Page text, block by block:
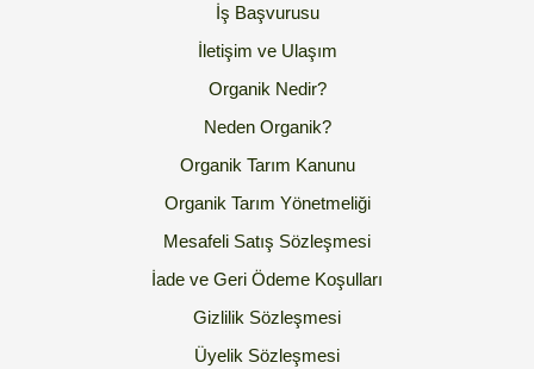
İş Başvurusu
İletişim ve Ulaşım
Organik Nedir?
Neden Organik?
Organik Tarım Kanunu
Organik Tarım Yönetmeliği
Mesafeli Satış Sözleşmesi
İade ve Geri Ödeme Koşulları
Gizlilik Sözleşmesi
Üyelik Sözleşmesi